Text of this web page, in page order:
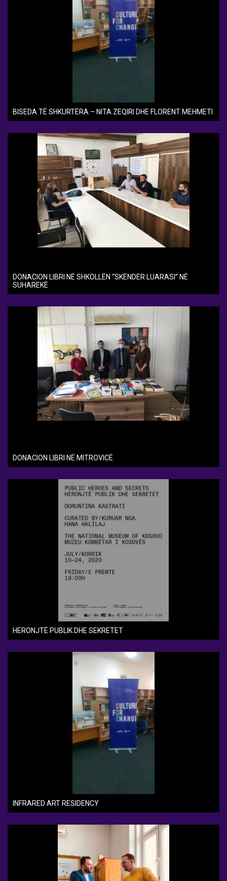
BISEDA TË SHKURTËRA – NITA ZEQIRI DHE FLORENT MEHMETI
DONACION LIBRI NË SHKOLLËN “SKËNDER LUARASI” NË
SUHAREKË
DONACION LIBRI NË MITROVICË
HERONJTË PUBLIK DHE SEKRETET
INFRARED ART RESIDENCY